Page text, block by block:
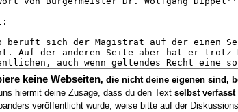
keine Webseiten, die nicht deine eigenen sind,
hiermit deine Zusage, dass du den Text selbst verfasst
veröffentlicht wurde, weise bitte auf der